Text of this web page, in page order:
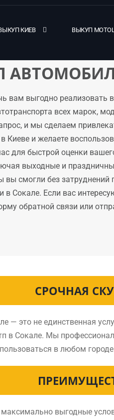
КИЕВ ВЫКУП
вам выгодно реализовать
всех марок,
и мы сделаем
Киеве и желаете
для быстрой оценки
выходные и
смогли без
в Сокале. Если вас
обратной связи или
СРОЧНАЯ
— это не единственная
в Сокале. Мы
в любом
выгодные